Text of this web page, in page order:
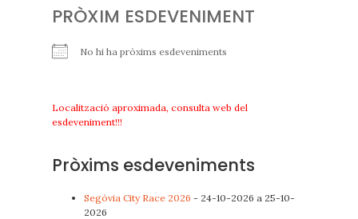
PRÒXIM ESDEVENIMENT
No hi ha pròxims esdeveniments
Localització aproximada, consulta web del
esdeveniment!!!Segòvia
Segóvia -
Pròxims esdeveniments
Segòvia City Race 2026 - 24-10-2026 a 25-10-
2026